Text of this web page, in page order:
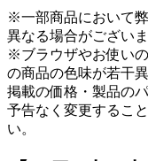
※一部商品において
異なる場合がございま
※ブラウザやお使い
の商品の色味が若干
掲載の価格・製品の
予告なく変更するこ
い。